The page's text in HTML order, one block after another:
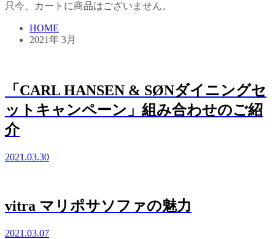
只今、カートに商品はございません。
HOME
2021年 3月
「CARL HANSEN & SØNダイニングセ
ットキャンペーン」組み合わせのご紹
介
2021.03.30
vitra マリポサソファの魅力
2021.03.07